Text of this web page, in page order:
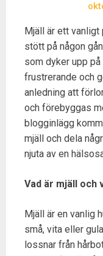
Mjäll är ett
stött på någon
som dyker upp på
frustrerande och
anledning att
och förebyggas
blogginlägg
mjäll och dela
njuta av en
Vad är mjäll och
Mjäll är en vanlig
små, vita eller
lossnar från